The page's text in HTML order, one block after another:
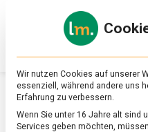
SCHLAGWORT:
Wir nutzen Cookies auf unserer
essenziell, während andere uns
Erfahrung zu verbessern.
Wenn Sie unter 16 Jahre alt sind
Services geben möchten,